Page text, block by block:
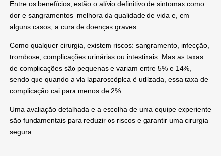
Entre os benefícios, estão o alívio definitivo de sintomas como
dor e sangramentos, melhora da qualidade de vida e, em
alguns casos, a cura de doenças graves.
Como qualquer cirurgia, existem riscos: sangramento, infecção,
trombose, complicações urinárias ou intestinais. Mas as taxas
de complicações são pequenas e variam entre 5% e 14%,
sendo que quando a via laparoscópica é utilizada, essa taxa de
complicação cai para menos de 2%.
Uma avaliação detalhada e a escolha de uma equipe experiente
são fundamentais para reduzir os riscos e garantir uma cirurgia
segura.